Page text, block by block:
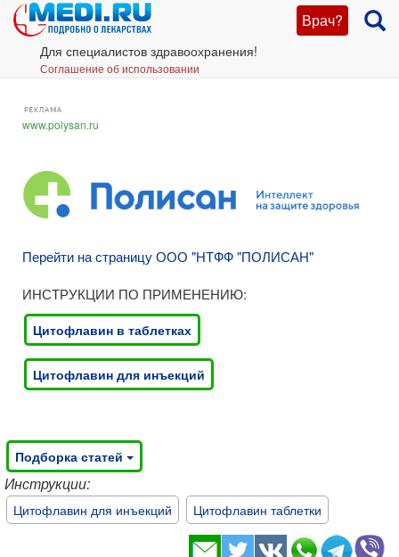
Врач?
Для специалистов здравоохранения!
Соглашение об использовании
www.polysan.ru
Перейти на страницу ООО "НТФФ "ПОЛИСАН"
ИНСТРУКЦИИ ПО ПРИМЕНЕНИЮ:
Цитофлавин в таблетках
Цитофлавин для инъекций
Подборка статей
Инструкции:
Цитофлавин для инъекций Цитофлавин таблетки